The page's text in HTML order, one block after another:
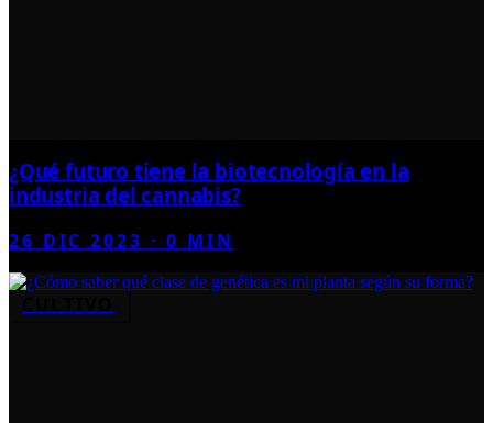
¿Qué futuro tiene la biotecnología en la
industria del cannabis?
26 DIC 2023 ·0 MIN